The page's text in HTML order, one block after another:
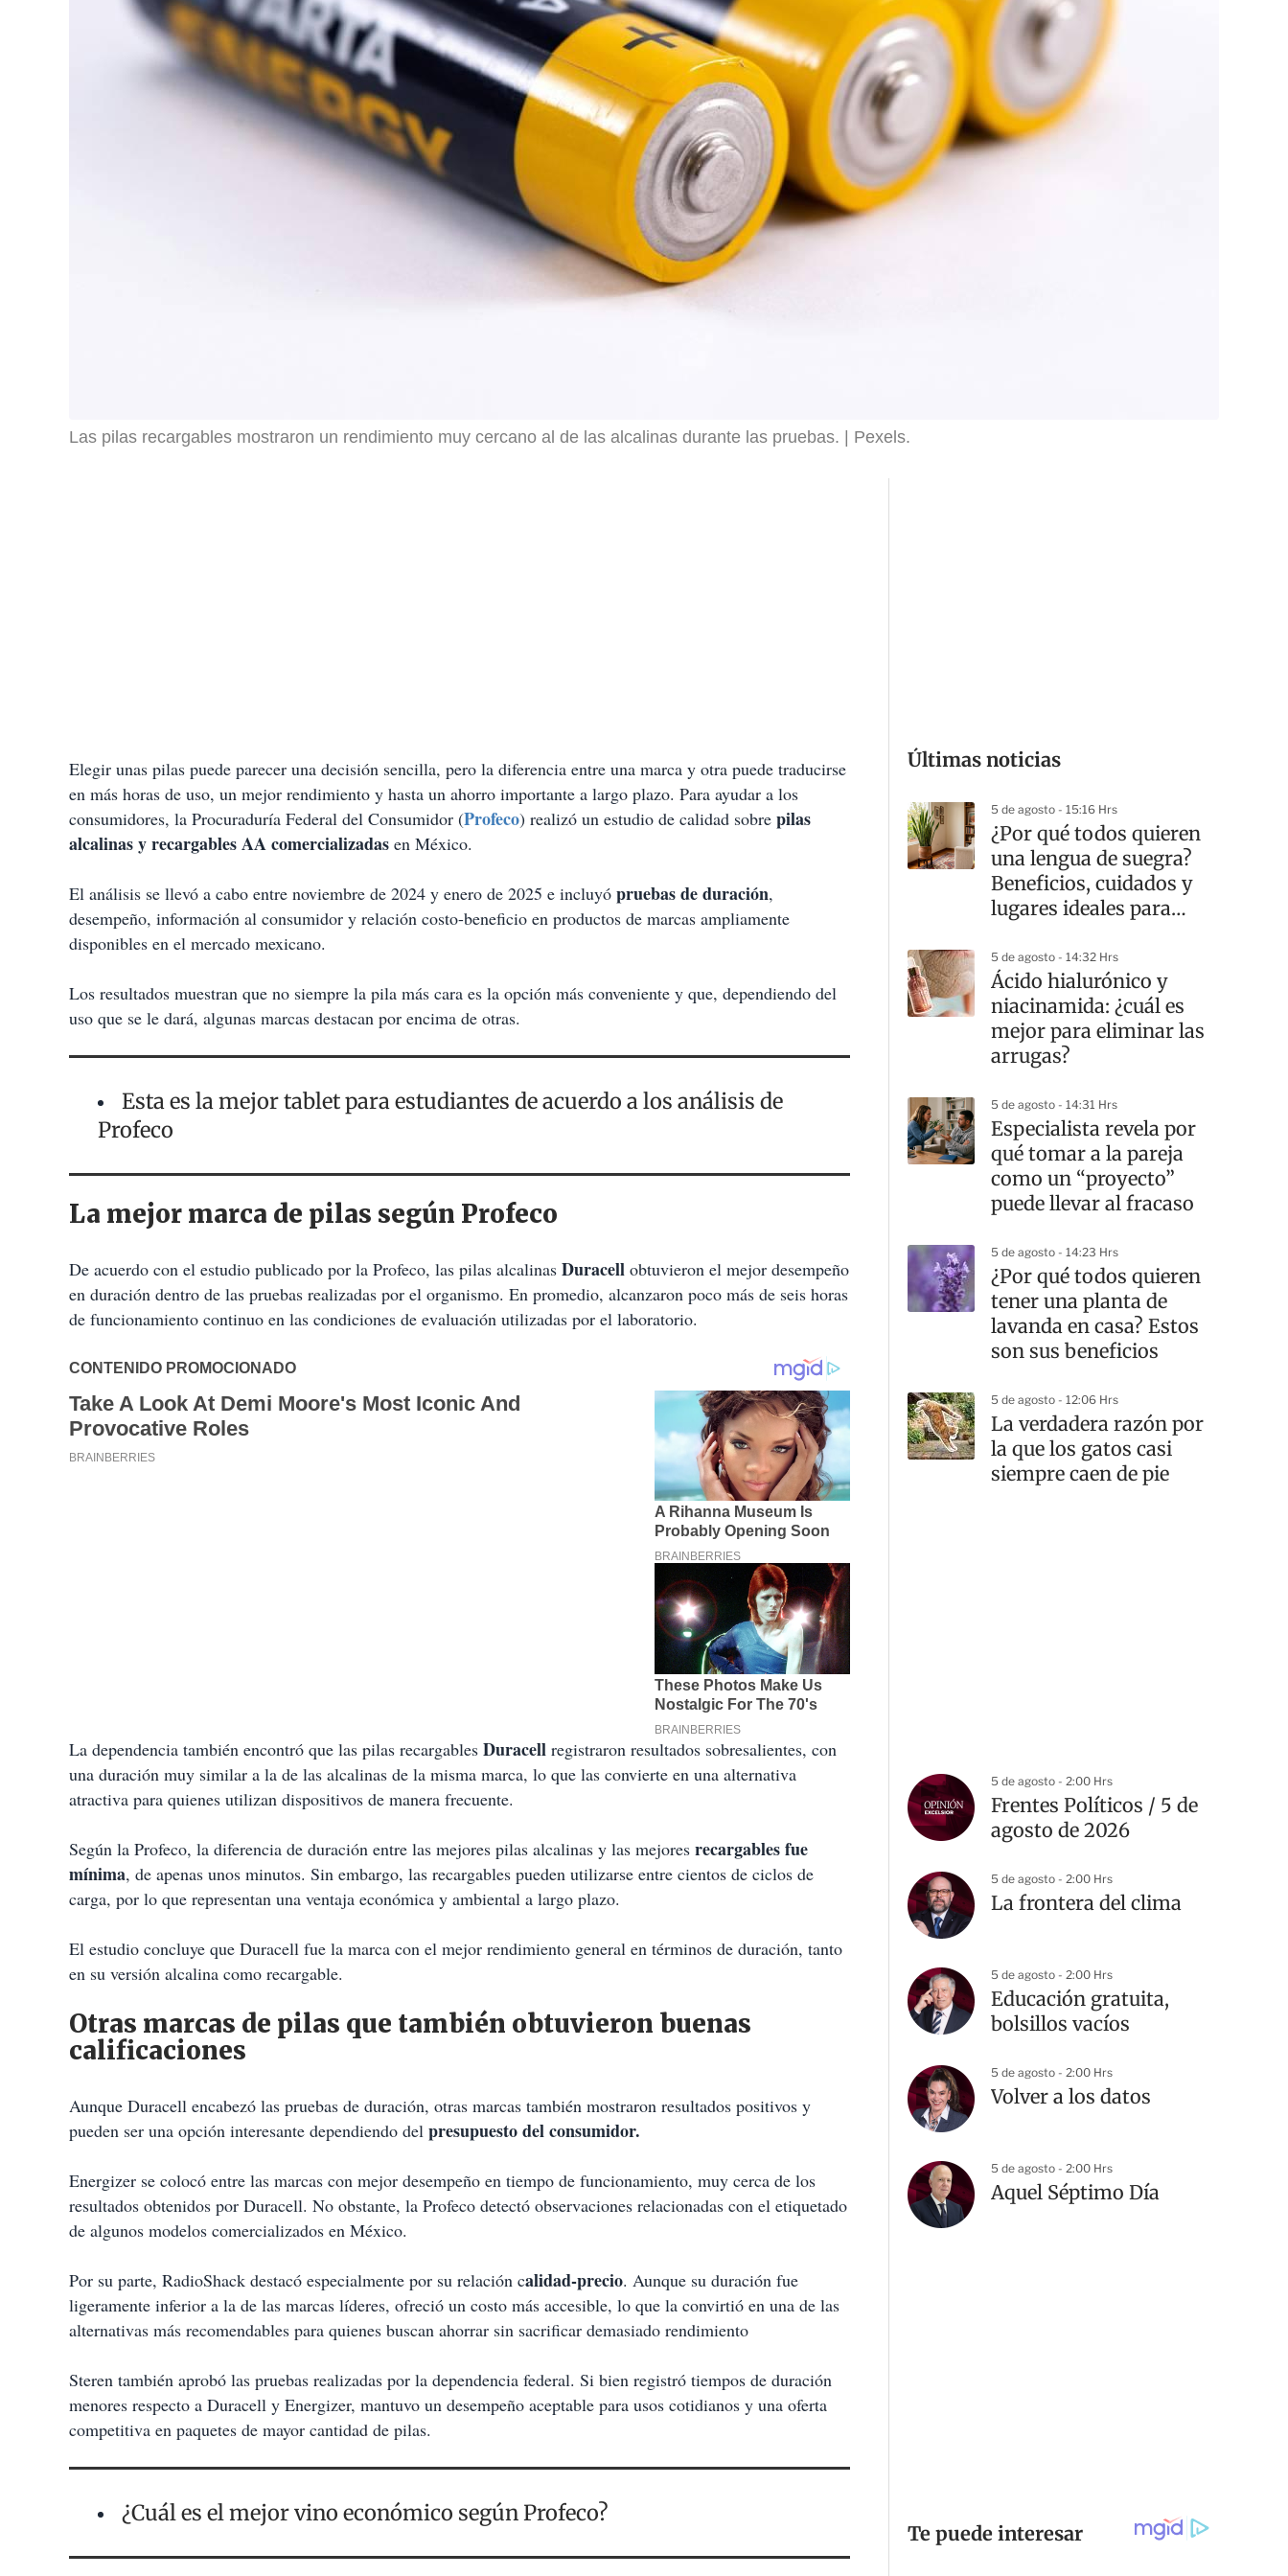
Las pilas recargables mostraron un rendimiento muy cercano al de las alcalinas durante las pruebas. Pexels.
Elegir unas pilas puede parecer una decisión sencilla, pero la diferencia entre una marca y otra puede traducirse
en más horas de uso, un mejor rendimiento y hasta un ahorro importante a largo plazo. Para ayudar a los
consumidores, la Procuraduría Federal del Consumidor (Profeco) realizó un estudio de calidad sobre pilas
alcalinas y recargables AA comercializadas en México.
El análisis se llevó a cabo entre noviembre de 2024 y enero de 2025 e incluyó pruebas de duración,
desempeño, información al consumidor y relación costo-beneficio en productos de marcas ampliamente
disponibles en el mercado mexicano.
Los resultados muestran que no siempre la pila más cara es la opción más conveniente y que, dependiendo del
uso que se le dará, algunas marcas destacan por encima de otras.
Esta es la mejor tablet para estudiantes de acuerdo a los análisis de
Profeco
La mejor marca de pilas según Profeco
De acuerdo con el estudio publicado por la Profeco, las pilas alcalinas Duracell obtuvieron el mejor desempeño
en duración dentro de las pruebas realizadas por el organismo. En promedio, alcanzaron poco más de seis horas
de funcionamiento continuo en las condiciones de evaluación utilizadas por el laboratorio.
La dependencia también encontró que las pilas recargables Duracell registraron resultados sobresalientes, con
una duración muy similar a la de las alcalinas de la misma marca, lo que las convierte en una alternativa
atractiva para quienes utilizan dispositivos de manera frecuente.
Según la Profeco, la diferencia de duración entre las mejores pilas alcalinas y las mejores recargables fue
mínima, de apenas unos minutos. Sin embargo, las recargables pueden utilizarse entre cientos de ciclos de
carga, por lo que representan una ventaja económica y ambiental a largo plazo.
El estudio concluye que Duracell fue la marca con el mejor rendimiento general en términos de duración, tanto
en su versión alcalina como recargable.
Otras marcas de pilas que también obtuvieron buenas
calificaciones
Aunque Duracell encabezó las pruebas de duración, otras marcas también mostraron resultados positivos y
pueden ser una opción interesante dependiendo del presupuesto del consumidor.
Energizer se colocó entre las marcas con mejor desempeño en tiempo de funcionamiento, muy cerca de los
resultados obtenidos por Duracell. No obstante, la Profeco detectó observaciones relacionadas con el etiquetado
de algunos modelos comercializados en México.
Por su parte, RadioShack destacó especialmente por su relación calidad-precio. Aunque su duración fue
ligeramente inferior a la de las marcas líderes, ofreció un costo más accesible, lo que la convirtió en una de las
alternativas más recomendables para quienes buscan ahorrar sin sacrificar demasiado rendimiento
Steren también aprobó las pruebas realizadas por la dependencia federal. Si bien registró tiempos de duración
menores respecto a Duracell y Energizer, mantuvo un desempeño aceptable para usos cotidianos y una oferta
competitiva en paquetes de mayor cantidad de pilas.
¿Cuál es el mejor vino económico según Profeco?
Últimas noticias
5 de agosto - 15:16 Hrs
¿Por qué todos quieren
una lengua de suegra?
Beneficios, cuidados y
lugares ideales para
5 de agosto - 14:32 Hrs
Ácido hialurónico y
niacinamida: ¿cuál es
mejor para eliminar las
arrugas?
5 de agosto - 14:31 Hrs
Especialista revela por
qué tomar a la pareja
como un “proyecto”
puede llevar al fracaso
5 de agosto - 14:23 Hrs
¿Por qué todos quieren
tener una planta de
lavanda en casa? Estos
son sus beneficios
5 de agosto - 12:06 Hrs
La verdadera razón por
la que los gatos casi
siempre caen de pie
5 de agosto - 2:00 Hrs
Frentes Políticos / 5 de
agosto de 2026
5 de agosto - 2:00 Hrs
La frontera del clima
5 de agosto - 2:00 Hrs
Educación gratuita,
bolsillos vacíos
5 de agosto - 2:00 Hrs
Volver a los datos
5 de agosto - 2:00 Hrs
Aquel Séptimo Día